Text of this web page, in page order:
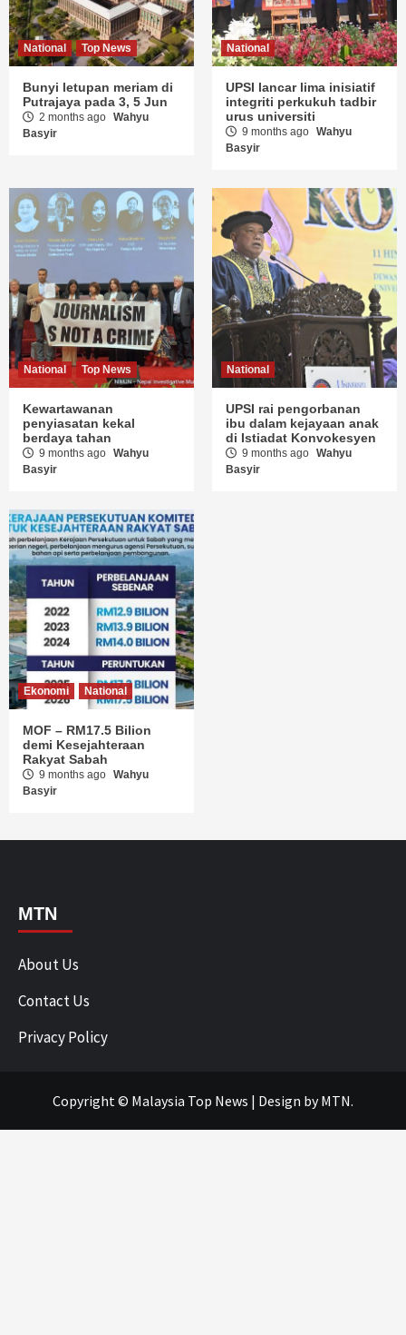
National Top News
Bunyi letupan meriam di
Putrajaya pada 3, 5 Jun
2 months ago Wahyu
Basyir
National
UPSI lancar lima inisiatif
integriti perkukuh tadbir
urus universiti
9 months ago Wahyu
Basyir
National Top News
Kewartawanan
penyiasatan kekal
berdaya tahan
9 months ago Wahyu
Basyir
National
UPSI rai pengorbanan
ibu dalam kejayaan anak
di Istiadat Konvokesyen
9 months ago Wahyu
Basyir
Ekonomi National
MOF – RM17.5 Bilion
demi Kesejahteraan
Rakyat Sabah
9 months ago Wahyu
Basyir
MTN
About Us
Contact Us
Privacy Policy
Copyright © Malaysia Top News | Design by MTN.